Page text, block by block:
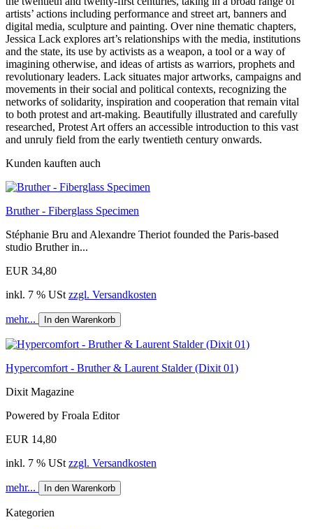
artists’ actions including performance and street art, banners and
digital media, sculpture and painting. Over nine thematic chapters,
Jessica Lack explores art’s relationships with the media, institutions
and the state, its use by activists as a weapon, a tool or a way of
imagining otherwise, and ideas of artists as warriors, prophets and
revolutionary leaders. Lack situates major artworks, campaigns and
movements in their social and political contexts, recognizing the
networks of solidarity, inspiration and cooperation that remain vital
to both protest and art-making. Beautifully illustrated and carefully
researched, Protest Art offers an accessible introduction to this vast
and unruly field from the early twentieth century onwards.
Kunden kauften auch
Bruther - Fiberglass Specimen
Stéphanie Bru and Alexandre Theriot founded the Paris-based
studio Bruther in...
EUR 34,80
inkl. 7 % USt zzgl. Versandkosten
mehr... In den Warenkorb
Hypercomfort - Bruther & Laurent Stalder (Dixit 01)
Dixit Magazine
Powered by Froala Editor
EUR 14,80
inkl. 7 % USt zzgl. Versandkosten
mehr... In den Warenkorb
Kategorien